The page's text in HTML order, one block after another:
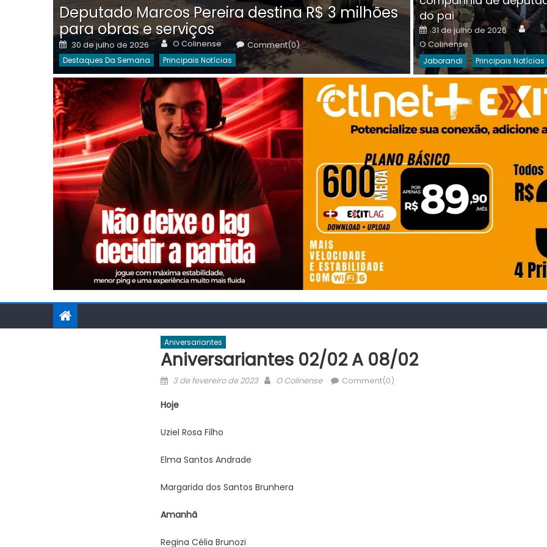
Deputado Marcos Pereira destina R$ 3 milhões
para obras e serviços
Posted
on
30 de julho de 2026 Author
O Colinense Comment(0)
Destaques Da Semana Principais Notícias
on
30 de julho de 2026 O
Destaques Da Semana
do pai
Posted
on
31 de julho de 2026
O Colinense
Jaborandi Principais Notícias
Aniversariantes
Aniversariantes 02/02 A 08/02
Posted
3 de fevereiro de 2023 Author
O Colinense Comment(0)
Hoje
Uziel Rosa Filho
Elma Santos Andrade
Margarida dos Santos Brunhera
Amanhã
Regina Célia Brunozi